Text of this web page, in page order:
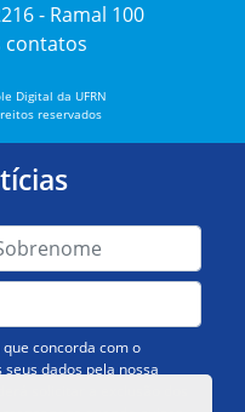
- Ramal 100
Digital da UFRN
reservados
concorda com o
dados pela nossa